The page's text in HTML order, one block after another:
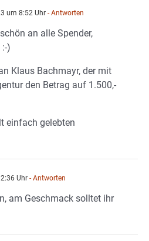
um 8:52 Uhr - Antworten
an alle Spender,
)
Klaus Bachmayr, der mit
den Betrag auf 1.500,-
einfach gelebten
Uhr - Antworten
am Geschmack solltet ihr